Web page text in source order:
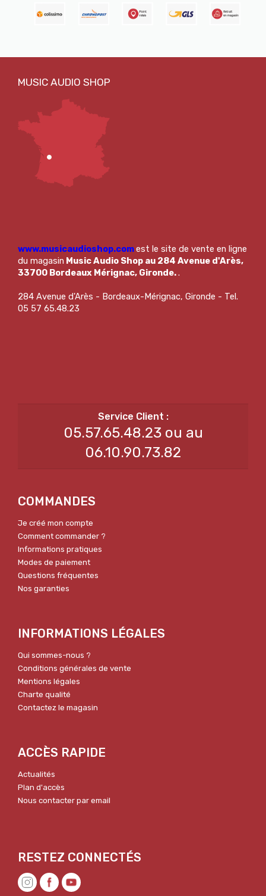
www.musicaudioshop.comest le site de vente en ligne
du magasin Music Audio Shop au 284 Avenue d'Arès,
33700 Bordeaux Mérignac, Gironde..
284 Avenue d'Arès - Bordeaux-Mérignac, Gironde - Tel.
05 57 65.48.23
05.57.65.48.23 ou au
06.10.90.73.82
COMMANDES
Je créé mon compte
Comment commander ?
Informations pratiques
Modes de paiement
Questions fréquentes
Nos garanties
INFORMATIONS LÉGALES
Qui sommes-nous ?
Conditions générales de vente
Mentions légales
Charte qualité
Contactez le magasin
ACCÈS RAPIDE
Actualités
Plan d'accès
Nous contacter par email